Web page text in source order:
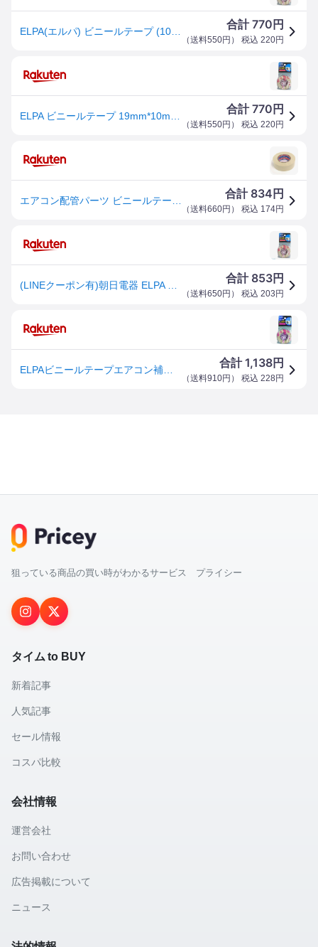
合計770 円
（送料550円 ） 税込 220円
合計770 円
（送料550円 ） 税込 220円
合計 834 円
（送料660円 ） 税込 174円
合計 853円
（送料650円 ） 税込 203 円
合計1,138円
（送料910円 ） 税込 228 円
狙っている商品の買い時がわかるサービス プライシー
タイム to BUY
新着記事
人気記事
セール情報
コスパ比較
会社情報
運営会社
お問い合わせ
広告掲載について
ニュース